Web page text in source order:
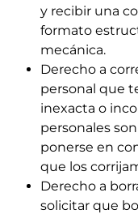
y recibir una
formato
mecánica.
Derecho a
personal que
inexacta o
personales
ponerse en
que los
Derecho a
solicitar que